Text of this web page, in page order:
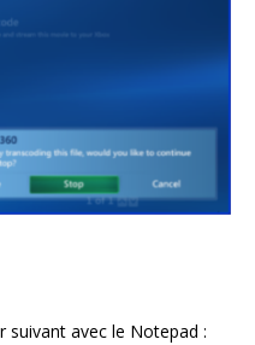
suivant avec le Notepad :